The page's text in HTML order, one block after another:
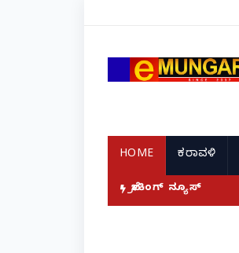
HOME ಕರಾವಳಿ
ಬ್ರೇಕಿಂಗ್ ನ್ಯೂಸ್